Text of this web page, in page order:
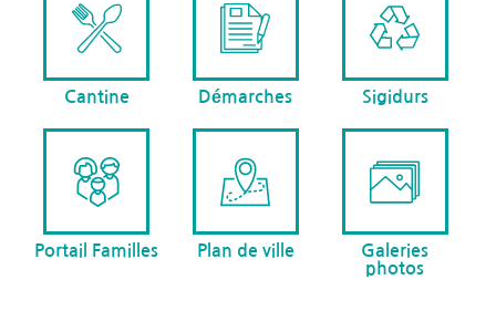
Cantine Démarches Sigidurs
Portail Familles Plan de ville
Galeries
photos